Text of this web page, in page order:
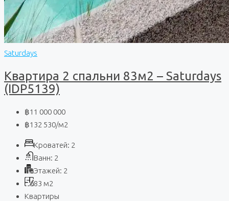
Saturdays
Квартира 2 спальни 83м2 – Saturdays
(IDP5139)
฿11 000 000
฿132 530/м2
Кроватей: 2
Ванн: 2
Этажей: 2
83 м2
Квартиры